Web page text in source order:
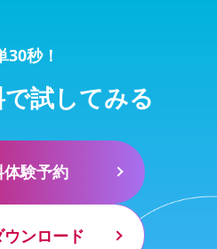
30秒！
試してみる
体験予約
ウンロード